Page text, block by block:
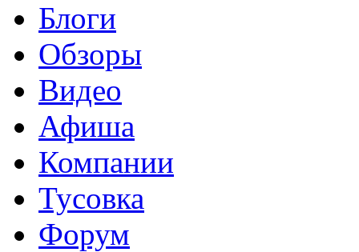
Блоги
Обзоры
Видео
Афиша
Компании
Тусовка
Форум